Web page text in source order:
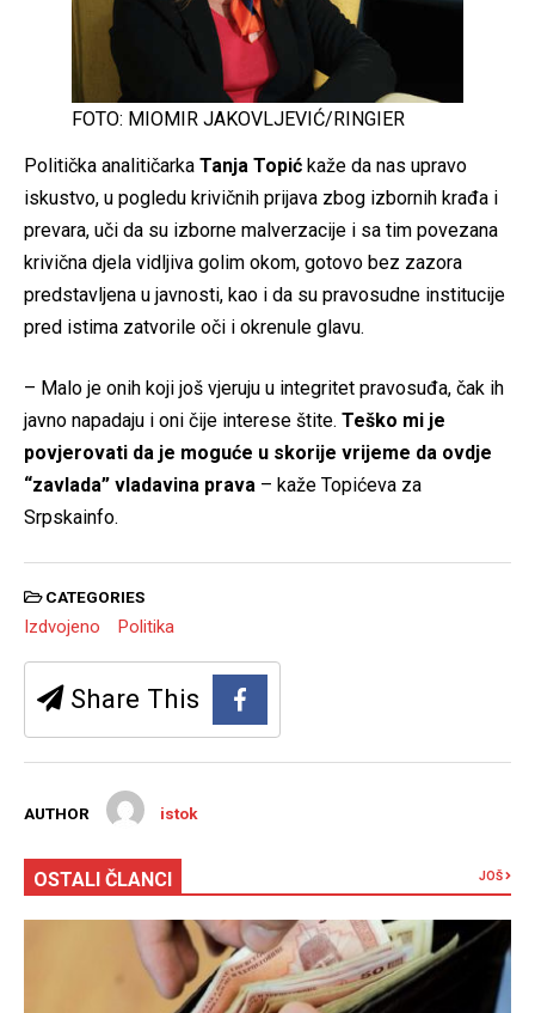
FOTO: MIOMIR JAKOVLJEVIĆ/RINGIER
Politička analitičarka Tanja Topić kaže da nas upravo
iskustvo, u pogledu krivičnih prijava zbog izbornih krađa i
prevara, uči da su izborne malverzacije i sa tim povezana
krivična djela vidljiva golim okom, gotovo bez zazora
predstavljena u javnosti, kao i da su pravosudne institucije
pred istima zatvorile oči i okrenule glavu.
– Malo je onih koji još vjeruju u integritet pravosuđa, čak ih
javno napadaju i oni čije interese štite. Teško mi je
povjerovati da je moguće u skorije vrijeme da ovdje
“zavlada” vladavina prava – kaže Topićeva za
Srpskainfo.
CATEGORIES
Izdvojeno Politika
Share This
AUTHOR istok
OSTALI ČLANCI JOŠ